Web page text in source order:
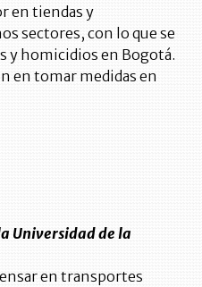
en tiendas y
sectores, con lo que se
y homicidios en Bogotá.
en tomar medidas en
Universidad de la
en transportes